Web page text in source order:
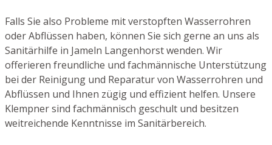
Falls Sie also Probleme mit verstopften Wasserrohren
oder Abflüssen haben, können Sie sich gerne an uns als
Sanitärhilfe in Jameln Langenhorst wenden. Wir
offerieren freundliche und fachmännische Unterstützung
bei der Reinigung und Reparatur von Wasserrohren und
Abflüssen und Ihnen zügig und effizient helfen. Unsere
Klempner sind fachmännisch geschult und besitzen
weitreichende Kenntnisse im Sanitärbereich.